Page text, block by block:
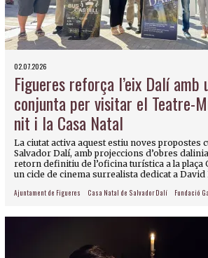
02.07.2026
Figueres reforça l’eix Dalí amb
conjunta per visitar el Teatre-
nit i la Casa Natal
La ciutat activa aquest estiu noves propostes
Salvador Dalí, amb projeccions d’obres
retorn definitiu de l’oficina turística a la plaça
un cicle de cinema surrealista dedicat a David
Ajuntament de Figueres Casa Natal de Salvador Dalí Fundació